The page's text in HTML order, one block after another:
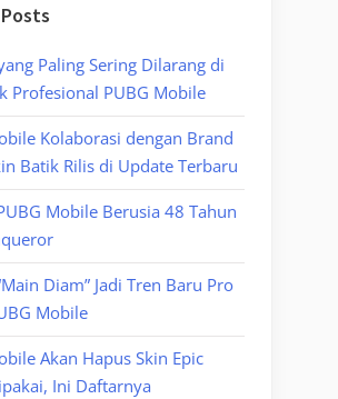
Paling Sering Dilarang di
Profesional PUBG Mobile
Kolaborasi dengan Brand
Batik Rilis di Update Terbaru
Mobile Berusia 48 Tahun
Diam” Jadi Tren Baru Pro
Mobile
Akan Hapus Skin Epic
Ini Daftarnya